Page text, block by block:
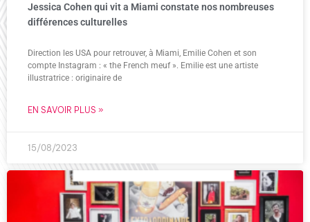
Jessica Cohen qui vit a Miami constate nos nombreuses
différences culturelles
Direction les USA pour retrouver, à Miami, Emilie Cohen et son
compte Instagram : « the French meuf ». Emilie est une artiste
illustratrice : originaire de
EN SAVOIR PLUS »
15/08/2023